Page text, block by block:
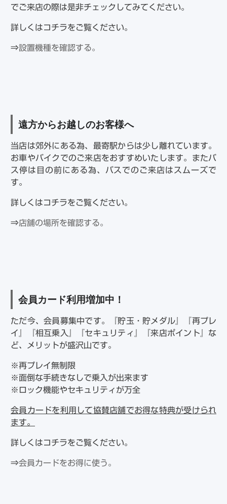
でご来店の際は是非チェックしてみてください。
詳しくはコチラをご覧ください。
⇒設置機種を確認する。
遠方からお越しのお客様へ
当店は郊外にある為、最寄駅からは少し離れています。
お車やバイクでのご来店をおすすめいたします。またバ
ス停は目の前にある為、バスでのご来店はスムーズで
す。
詳しくはコチラをご覧ください。
⇒店舗の場所を確認する。
会員カード利用増加中！
ただ今、会員募集中です。『貯玉・貯メダル』『再プレ
イ』『相互乗入』『セキュリティ』『来店ポイント』な
ど、メリットが盛沢山です。
※再プレイ無制限
※面倒な手続きなしで乗入が出来ます
※ロック機能やセキュリティが万全
会員カードを利用して協賛店舗でお得な特典が受けられ
ます。
詳しくはコチラをご覧ください。
⇒会員カードをお得に使う。